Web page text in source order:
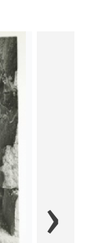
Fimfestival
Christian